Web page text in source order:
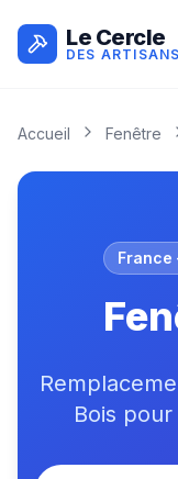
Le Cercle
DES ARTISANS
Accueil Fenêtre
France
Bois